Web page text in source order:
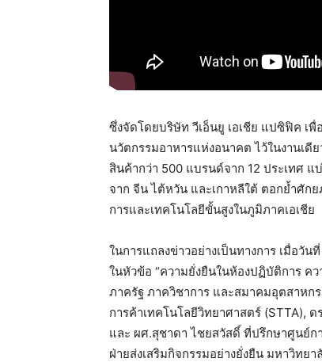
ซึ่งจัดโดยบริษัท วีเอ็นยู เอเชีย แปซิฟิค เ
นวัตกรรมอาหารแห่งอนาคต ไว้ในงานเดี
สินค้ากว่า 500 แบรนด์จาก 12 ประเทศ
จาก จีน ไต้หวัน และเกาหลีใต้ ตอกย้ำศัก
การและเทคโนโลยีขั้นสูงในภูมิภาคเอเชีย
ในการแถลงข่าวอย่างเป็นทางการ เมื่อวั
ในหัวข้อ “ความยั่งยืนในห้องปฏิบัติการ ค
ภาครัฐ ภาควิชาการ และสมาคมอุตสาห
การค้าเทคโนโลยีวิทยาศาสตร์ (STTA),
และ ผศ.สุชาดา ไชยสวัสดิ์ ที่ปรึกษาศูนย์
ฝ่ายส่งเสริมกิจกรรมอย่างยั่งยืน มหาวิทย